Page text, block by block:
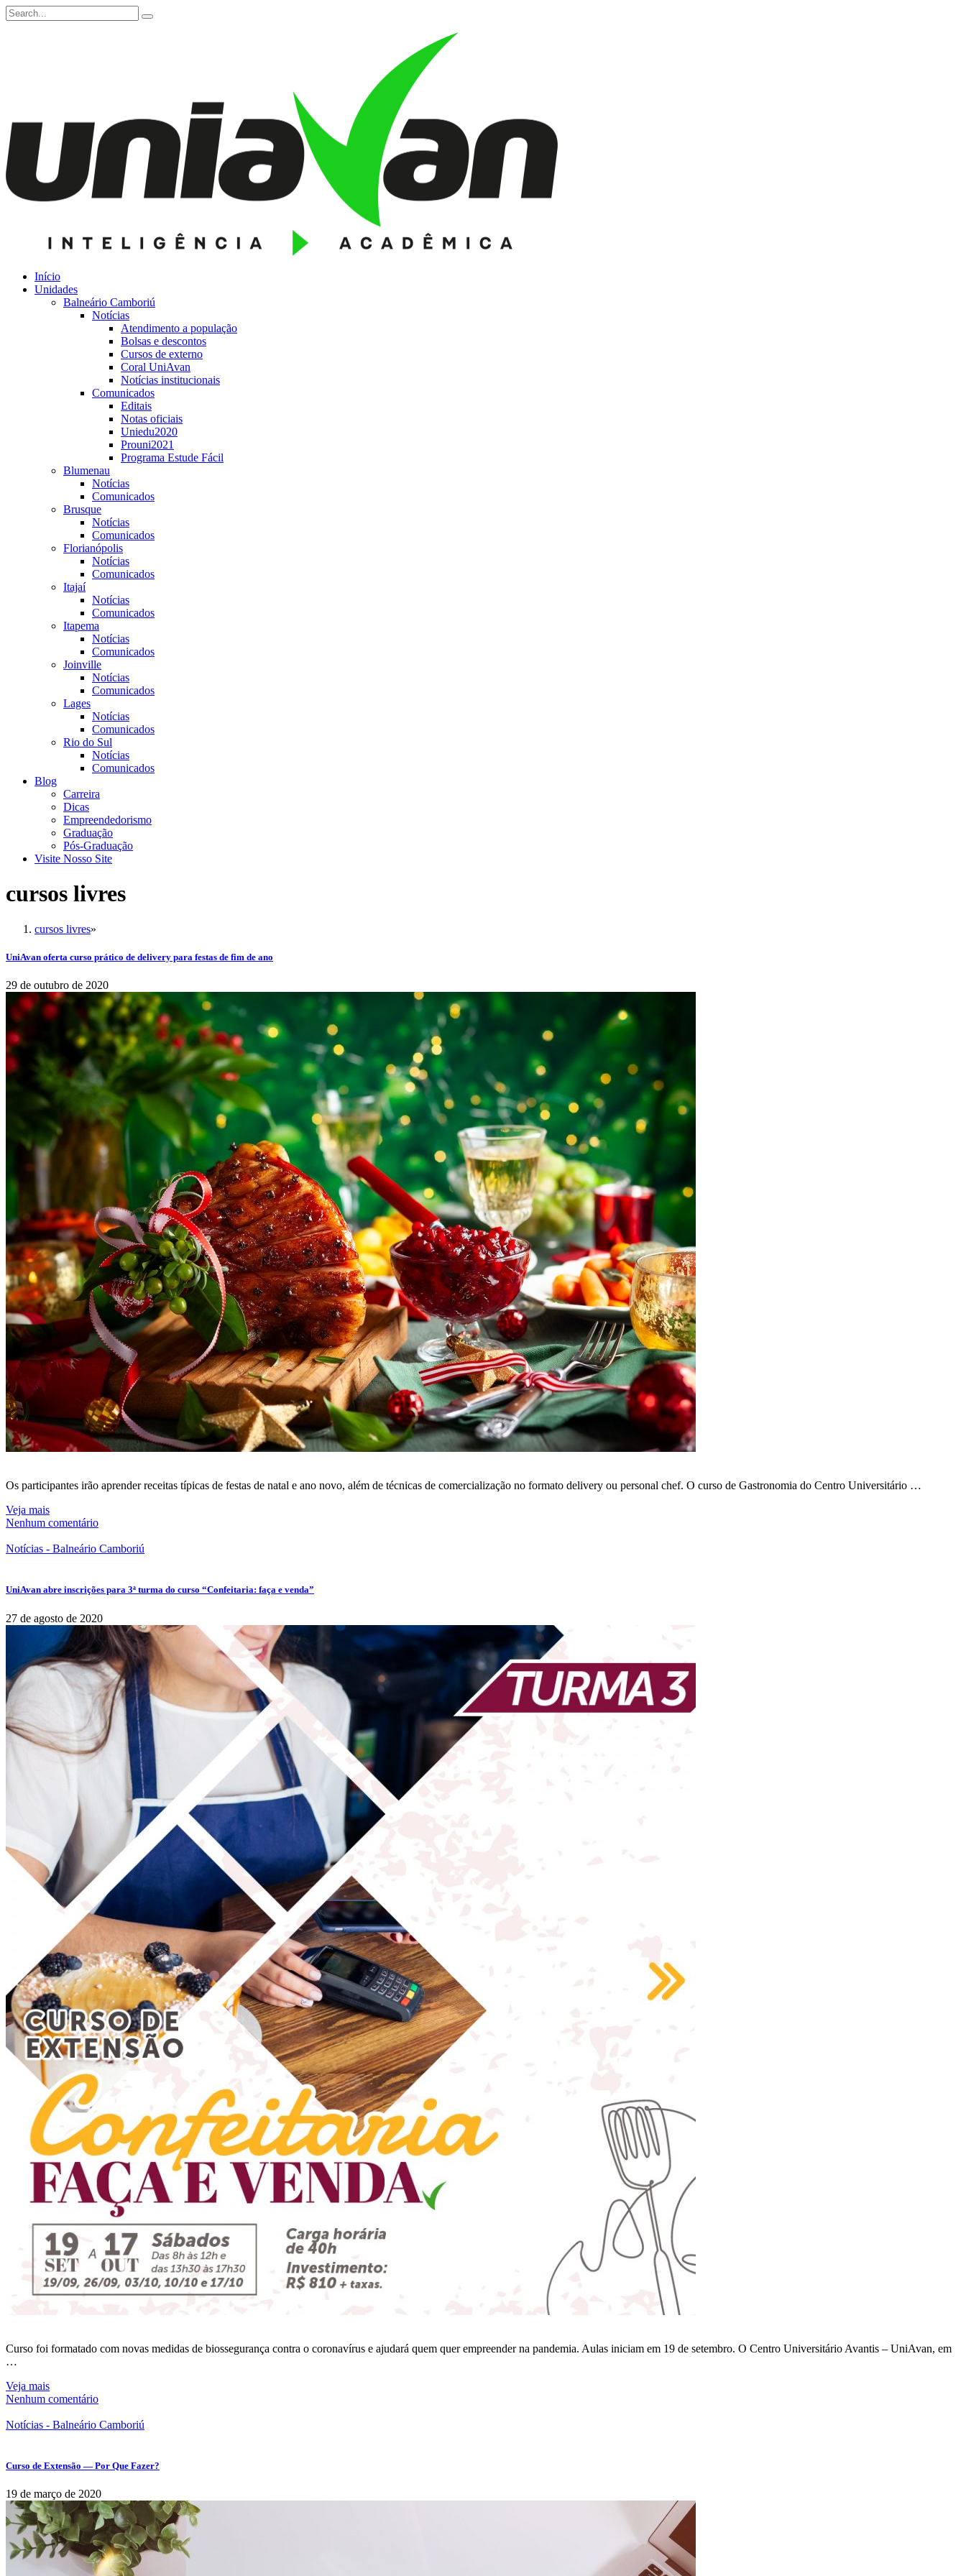
Início
Unidades
Balneário Camboriú
Notícias
Atendimento a população
Bolsas e descontos
Cursos de externo
Coral UniAvan
Notícias institucionais
Comunicados
Editais
Notas oficiais
Uniedu2020
Prouni2021
Programa Estude Fácil
Blumenau
Notícias
Comunicados
Brusque
Notícias
Comunicados
Florianópolis
Notícias
Comunicados
Itajaí
Notícias
Comunicados
Itapema
Notícias
Comunicados
Joinville
Notícias
Comunicados
Lages
Notícias
Comunicados
Rio do Sul
Notícias
Comunicados
Blog
Carreira
Dicas
Empreendedorismo
Graduação
Pós-Graduação
Visite Nosso Site
cursos livres
cursos livres»
UniAvan oferta curso prático de delivery para festas de fim de ano
29 de outubro de 2020
Os participantes irão aprender receitas típicas de festas de natal e ano novo, além de técnicas de comercialização no formato delivery ou personal chef. O curso de Gastronomia do Centro Universitário …
Veja mais
Nenhum comentário
Notícias - Balneário Camboriú
UniAvan abre inscrições para 3ª turma do curso “Confeitaria: faça e venda”
27 de agosto de 2020
Curso foi formatado com novas medidas de biossegurança contra o coronavírus e ajudará quem quer empreender na pandemia. Aulas iniciam em 19 de setembro. O Centro Universitário Avantis – UniAvan, em
…
Veja mais
Nenhum comentário
Notícias - Balneário Camboriú
Curso de Extensão — Por Que Fazer?
19 de março de 2020